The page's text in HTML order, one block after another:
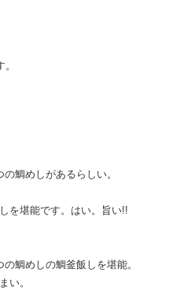
鯛めしがあるらしい。
を堪能です。はい。旨い!!
鯛めしの鯛釜飯しを堪能。
い。